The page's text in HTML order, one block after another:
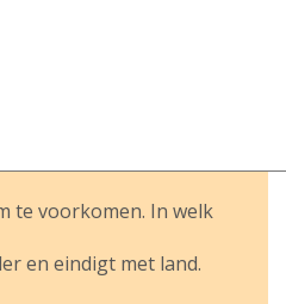
te voorkomen. In welk
en eindigt met land.